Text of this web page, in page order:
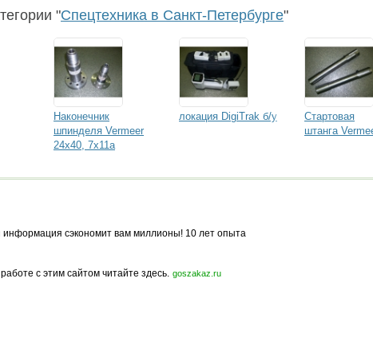
"Спецтехника в Санкт-Петербурге"
Наконечник
шпинделя Vermeer
24х40, 7х11а
локация DigiTrak б/у
Стартовая
штанга
информация сэкономит вам миллионы! 10 лет опыта
с этим сайтом читайте здесь. goszakaz.ru